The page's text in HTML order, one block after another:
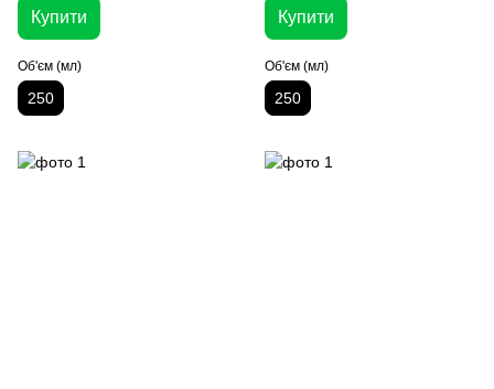
Купити
Об'єм (мл)
250
Купити
Об'єм (мл)
250